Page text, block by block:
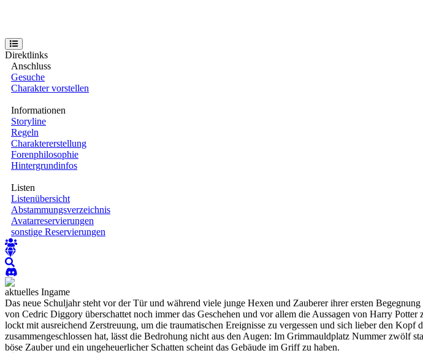
Direktlinks
Anschluss
Gesuche
Charakter vorstellen
Informationen
Storyline
Regeln
Charaktererstellung
Forenphilosophie
Hintergrundinfos
Listen
Listenübersicht
Abstammungsverzeichnis
Avatarreservierungen
sonstige Reservierungen
aktuelles Ingame
Das neue Schuljahr steht vor der Tür und während viele junge Hexen und Zauberer ihrer ersten
von Cedric Diggory überschattet noch immer das Geschehen und vor allem die Aussagen von Harry
lockt mit ausreichend Zerstreuung, um die traumatischen Ereignisse zu vergessen und sich lieber den
zusammengeschlossen hat, lässt die Bedrohung nicht aus den Augen: Im Grimmauldplatz Nummer zwölf
böse Zauber und ein ungeheuerlicher Schatten scheint das Gebäude im Griff zu haben.